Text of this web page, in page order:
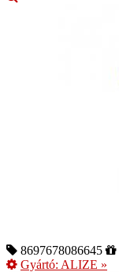
8697678086645
Gyártó: ALIZE »